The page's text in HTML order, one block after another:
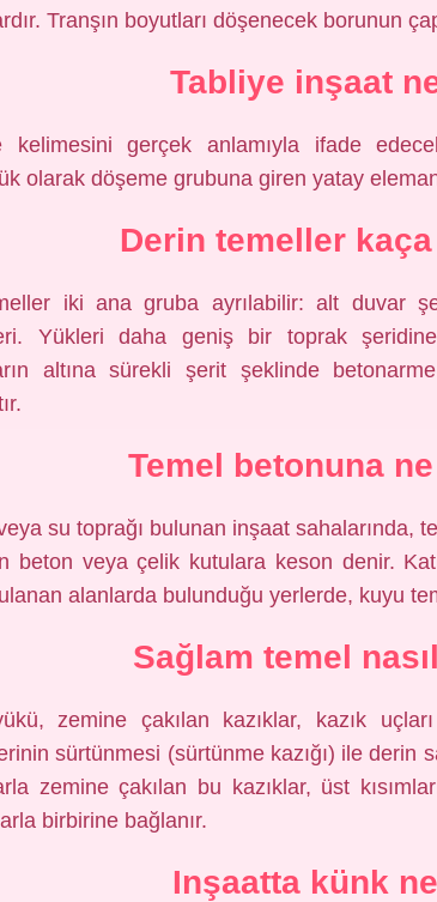
Tranşın boyutları döşenecek borunun
Tabliye inşaat
kelimesini gerçek anlamıyla ifade
olarak döşeme grubuna giren yatay
Derin temeller kaça
iki ana gruba ayrılabilir: alt duvar
Yükleri daha geniş bir toprak şeridine
altına sürekli şerit şeklinde
Temel betonuna
su toprağı bulunan inşaat sahalarında,
beton veya çelik kutulara keson denir.
alanlarda bulunduğu yerlerde, kuyu
Sağlam temel
zemine çakılan kazıklar, kazık
sürtünmesi (sürtünme kazığı) ile derin
zemine çakılan bu kazıklar, üst
birbirine bağlanır.
Inşaatta künk